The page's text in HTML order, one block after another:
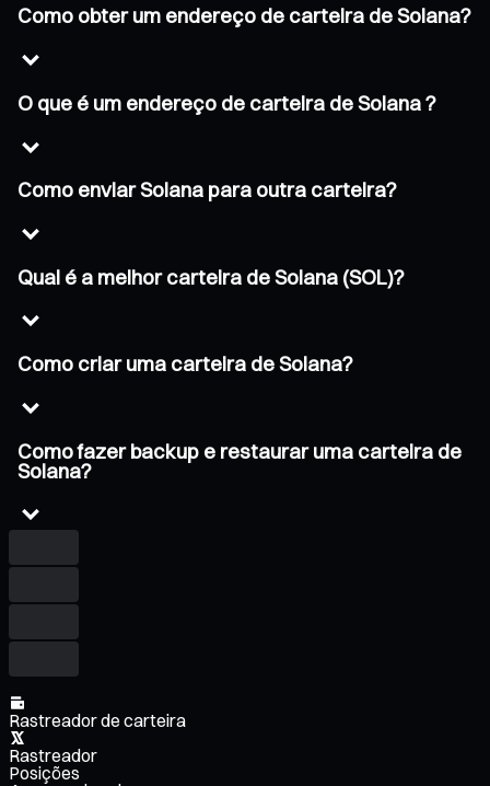
Como obter um endereço de carteira de Solana?
O que é um endereço de carteira de Solana ?
Como enviar Solana para outra carteira?
Qual é a melhor carteira de Solana (SOL)?
Como criar uma carteira de Solana?
Como fazer backup e restaurar uma carteira de
Solana?
Rastreador de carteira
Rastreador
Posições